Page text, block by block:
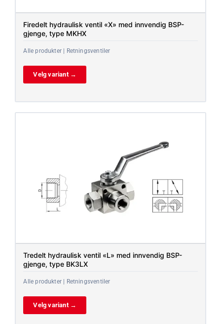
Firedelt hydraulisk ventil «X» med innvendig BSP-
gjenge, type MKHX
Alle produkter | Retningsventiler
Velg variant →
Tredelt hydraulisk ventil «L» med innvendig BSP-
gjenge, type BK3LX
Alle produkter | Retningsventiler
Velg variant →